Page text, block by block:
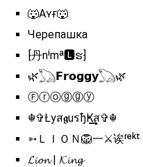
🐺Aʏғ🐺
Черепашка
⁅丹nⁱmᵃ🅻ຮ⁆
🌿𓆏𝗙𝗿𝗼𝗴𝗴𝘆𓆏🌿
Ⓕⓡⓞⓖⓖⓨ
☬✞Łyส𝖌uรђҜ͢͢͢ส✞☬
➳ＬＩＯＮ🦁一⚔诶ʳᵉᵏᵗ
𝓛𝓲𝓸𝓷 | 𝓚𝓲𝓷𝓰